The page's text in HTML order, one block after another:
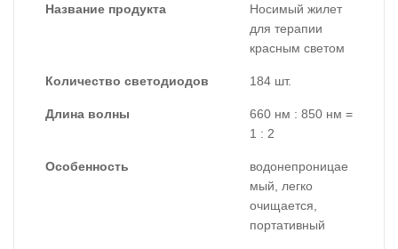
брендирования. Запросите технические
Название продукта
Носимый жилет
для терапии
красным светом
Количество светодиодов 184 шт.
Длина волны
660 нм : 850 нм =
1 : 2
Особенность
водонепроницае
мый, легко
очищается,
портативный